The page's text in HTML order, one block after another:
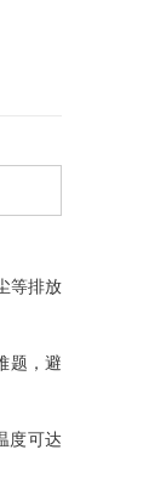
等排放
题，避
度可达